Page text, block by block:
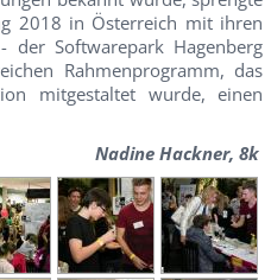
2018 in Österreich mit ihren
der Softwarepark Hagenberg
Rahmenprogramm, das
mitgestaltet wurde, einen
Nadine Hackner, 8k